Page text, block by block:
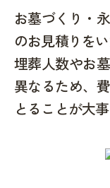
お墓づくり・
のお見積りをい
埋葬人数やお
異なるため、
とることが大事